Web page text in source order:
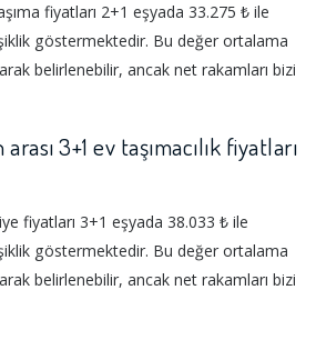
fiyatları 2+1 eşyada 33.275 ₺ ile
göstermektedir. Bu değer ortalama
belirlenebilir, ancak net rakamları bizi
3+1 ev taşımacılık fiyatları
fiyatları 3+1 eşyada 38.033 ₺ ile
göstermektedir. Bu değer ortalama
belirlenebilir, ancak net rakamları bizi